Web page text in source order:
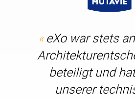
eXo war stets
beteiligt und
unserer